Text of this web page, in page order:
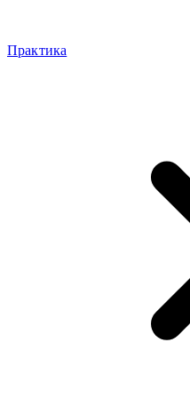
Практика